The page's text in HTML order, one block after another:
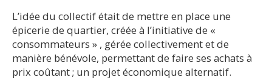
L’idée du collectif était de mettre en place une
épicerie de quartier, créée à l’initiative de «
consommateurs » , gérée collectivement et de
manière bénévole, permettant de faire ses achats à
prix coûtant ; un projet économique alternatif.